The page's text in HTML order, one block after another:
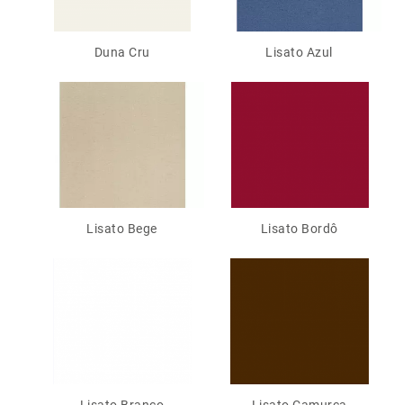
Duna Cru Lisato Azul
Lisato Bege Lisato Bordô